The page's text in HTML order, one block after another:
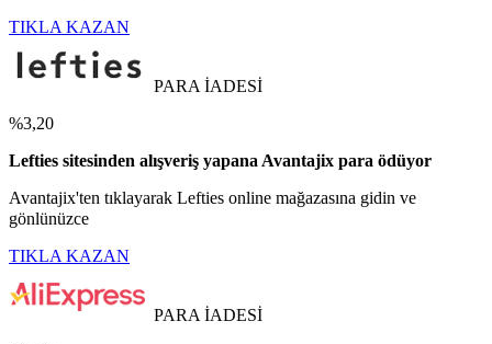
TIKLA KAZAN
PARA İADESİ
%3,20
Lefties sitesinden alışveriş yapana Avantajix para ödüyor
Avantajix'ten tıklayarak Lefties online mağazasına gidin ve
gönlünüzce
TIKLA KAZAN
PARA İADESİ